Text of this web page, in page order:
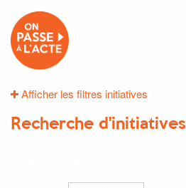
Afficher les filtres initiatives
Recherche d'initiatives